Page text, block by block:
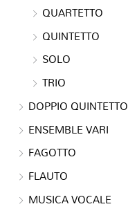
QUARTETTO
QUINTETTO
SOLO
TRIO
DOPPIO QUINTETTO
ENSEMBLE VARI
FAGOTTO
FLAUTO
MUSICA VOCALE